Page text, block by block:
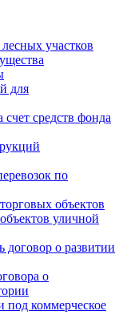
участков
для
средств фонда
по
объектов
уличной
о развитии
о
под коммерческое